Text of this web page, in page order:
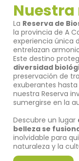
Nuestra
La Reserva de
la provincia de A
experiencia única
entrelazan
Este destino
diversidad
preservación de
exuberantes
nuestra Reserva
sumergirse en la
Descubre un lugar
belleza se
inolvidable para
naturaleza y la